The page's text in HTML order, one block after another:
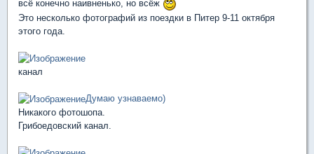
всё конечно наивненько, но всёж
Это несколько фотографий из поездки в Питер 9-11 октября
этого года.
канал
Думаю узнаваемо)
Никакого фотошопа.
Грибоедовский канал.